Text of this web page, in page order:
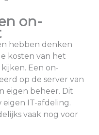
on-
hebben denken
kosten van het
Een on-
op de server van
eigen beheer. Dit
IT-afdeling.
vaak nog voor